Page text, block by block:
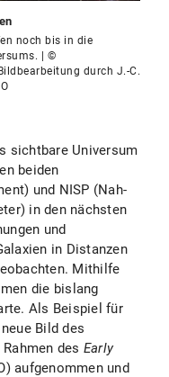
noch bis in die
| ©
durch J.-C.
sichtbare Universum
beiden
und NISP (Nah-
in den nächsten
und
in Distanzen
Mithilfe
die bislang
Als Beispiel für
Bild des
des Early
aufgenommen und